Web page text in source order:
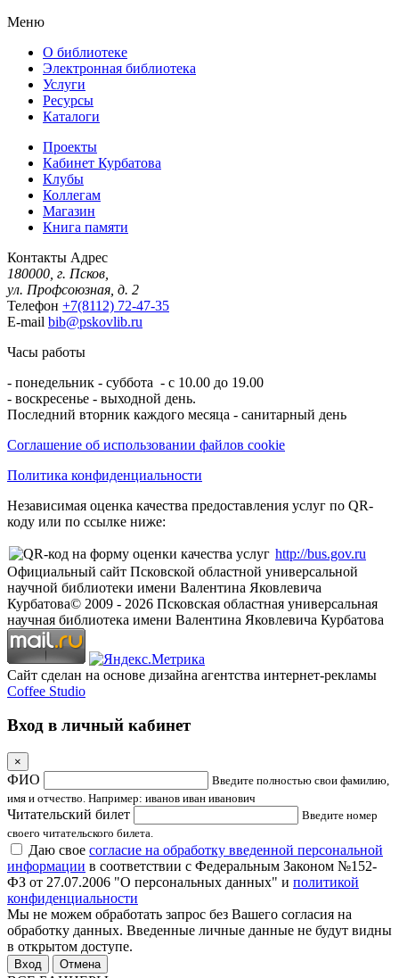
Меню
О библиотеке
Электронная библиотека
Услуги
Ресурсы
Каталоги
Проекты
Кабинет Курбатова
Клубы
Коллегам
Магазин
Книга памяти
Контакты Адрес
180000, г. Псков,
ул. Профсоюзная, д. 2
Телефон +7(8112) 72-47-35
E-mail bib@pskovlib.ru
Часы работы
- понедельник - суббота - с 10.00 до 19.00
- воскресенье - выходной день.
Последний вторник каждого месяца - санитарный день
Соглашение об использовании файлов cookie
Политика конфиденциальности
Независимая оценка качества предоставления услуг по QR-
коду или по ссылке ниже:
http://bus.gov.ru
Официальный сайт Псковской областной универсальной
научной библиотеки имени Валентина Яковлевича
Курбатова© 2009 - 2026 Псковская областная универсальная
научная библиотека имени Валентина Яковлевича Курбатова
Сайт сделан на основе дизайна агентства интернет-рекламы
Coffee Studio
Вход в личный кабинет
×
ФИО
Введите полностью свои фамилию,
имя и отчество. Например: иванов иван иванович
Читательский билет
Введите номер
своего читательского билета.
Даю свое согласие на обработку введенной персональной
информации в соответствии с Федеральным Законом №152-
ФЗ от 27.07.2006 "О персональных данных" и политикой
конфиденциальности
Мы не можем обработать запрос без Вашего согласия на
обработку данных. Введенные личные данные не будут видны
в открытом доступе.
Отмена